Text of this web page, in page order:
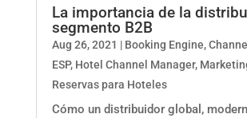
La importancia de la
segmento B2B
Aug 26, 2021 | Booking Engine,
ESP, Hotel Channel Manager,
Reservas para Hoteles
Cómo un distribuidor global,